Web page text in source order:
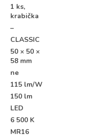
1 ks,
krabička
–
CLASSIC
50 × 50 ×
58 mm
ne
115 lm/W
150 lm
LED
6 500 K
MR16